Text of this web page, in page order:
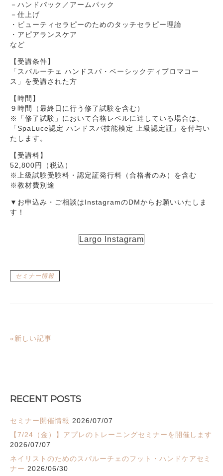
－ハンドパック／アームパック
－仕上げ
・ビューティセラピーのためのタッチセラピー理論
・アピアランスケア
など
【受講条件】
「スパルーチェ ハンドスパ・ベーシックディプロマコー
ス」を受講された方
【時間】
９時間（最終日に行う修了試験を含む）
※「修了試験」において合格レベルに達している場合は、
「SpaLuce認定 ハンドスパ技能検定 上級認定証」を付与い
たします。
【受講料】
52,800円（税込）
※上級試験受験料・認定証発行料（合格者のみ）を含む
※教材費別途
▼お申込み・ご相談はInstagramのDMからお願いいたしま
す！
Largo Instagram
セミナー情報
«新しい記事
RECENT POSTS
セミナー開催情報 2026/07/07
【7/24（金）】アプレのトレーニングセミナーを開催します
2026/07/07
ネイリストのためのスパルーチェのフット・ハンドケアセミ
ナー 2026/06/30